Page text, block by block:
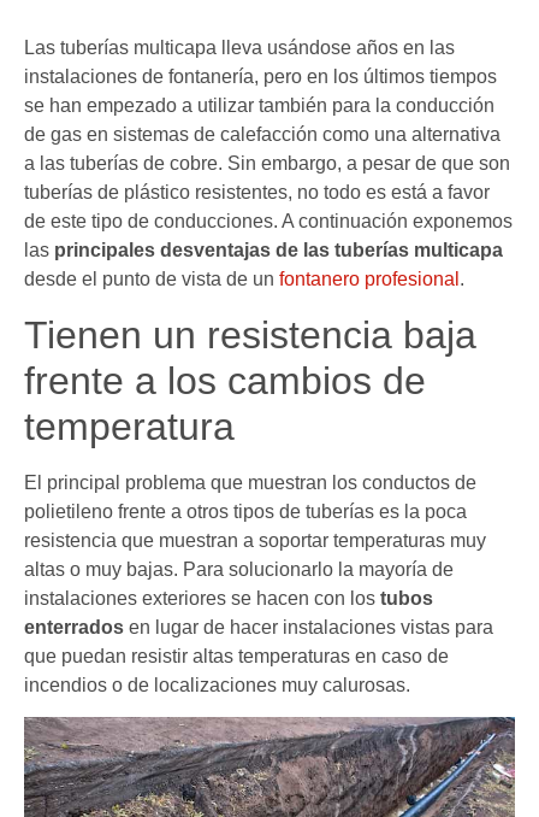
Las tuberías multicapa lleva usándose años en las
instalaciones de fontanería, pero en los últimos tiempos
se han empezado a utilizar también para la conducción
de gas en sistemas de calefacción como una alternativa
a las tuberías de cobre. Sin embargo, a pesar de que son
tuberías de plástico resistentes, no todo es está a favor
de este tipo de conducciones. A continuación exponemos
las principales desventajas de las tuberías multicapa
desde el punto de vista de un fontanero profesional .
Tienen un resistencia baja
frente a los cambios de
temperatura
El principal problema que muestran los conductos de
polietileno frente a otros tipos de tuberías es la poca
resistencia que muestran a soportar temperaturas muy
altas o muy bajas. Para solucionarlo la mayoría de
instalaciones exteriores se hacen con los tubos
enterrados en lugar de hacer instalaciones vistas para
que puedan resistir altas temperaturas en caso de
incendios o de localizaciones muy calurosas.